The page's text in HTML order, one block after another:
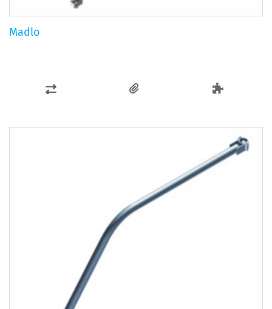
Madlo
PŘIDAT
POROVNÁNÍ